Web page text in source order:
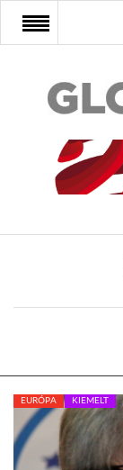
FŐOLDAL
AFRIKA
KÖZEL-KELET
EURÓPA KIEMELT